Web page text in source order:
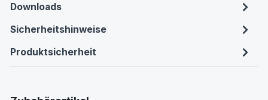
Downloads
Sicherheitshinweise
Produktsicherheit